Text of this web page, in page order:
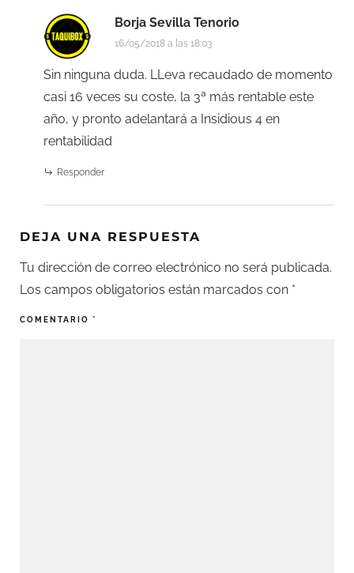
Borja Sevilla Tenorio
16/05/2018 a las 18:03
Sin ninguna duda. LLeva recaudado de momento
casi 16 veces su coste, la 3ª más rentable este
año, y pronto adelantará a Insidious 4 en
rentabilidad
Responder
DEJA UNA RESPUESTA
Tu dirección de correo electrónico no será publicada.
Los campos obligatorios están marcados con *
COMENTARIO *